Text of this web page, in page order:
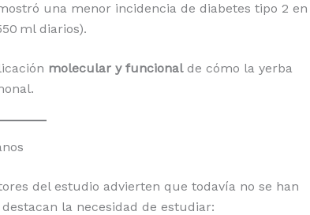
una menor incidencia de diabetes tipo 2 en
ml diarios).
molecular y funcionalde cómo la yerba
del estudio advierten que todavía no se han
la necesidad de estudiar: